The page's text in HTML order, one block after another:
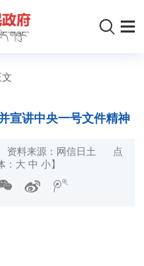
文
宣讲中央一号文件精神
资料来源：网信日土 点
： 大 中 小 】